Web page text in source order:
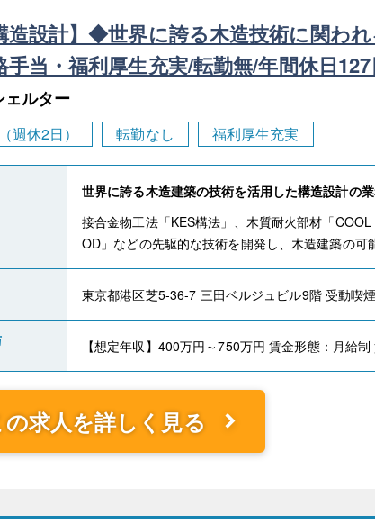
造設計】◆世界に誇る木造技術に関わ
手当・福利厚生充実/転勤無/年間休日
ルター
週休2日） 転勤なし 福利厚生充実
世界に誇る木造建築の技術を活用した構造設計の
接合金物工法「KES構法」、木質耐火部材「
OD」などの先駆的な技術を開発し、木造建築の可
東京都港区芝5‐36-7 三田ベルジュビル9階 受動喫
【想定年収】400万円～750万円 賃金形態：月給
の求人を詳しく見る